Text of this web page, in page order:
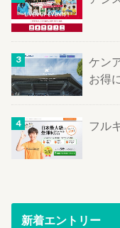
ケン
お得
フル
新着エントリー